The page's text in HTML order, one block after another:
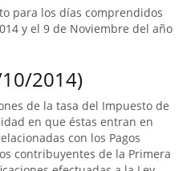
para los días comprendidos
y el 9 de Noviembre del año
2014)
de la tasa del Impuesto de
en que éstas entran en
con los Pagos
contribuyentes de la Primera